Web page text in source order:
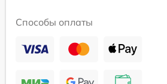
Способы оплаты